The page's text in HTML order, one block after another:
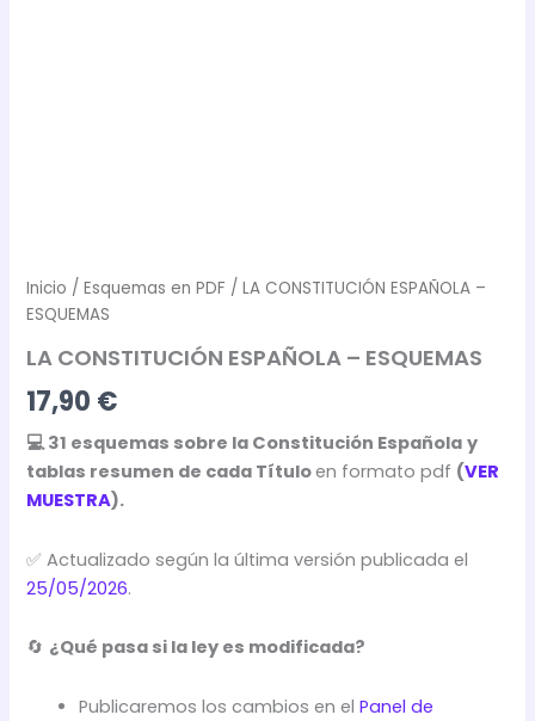
Inicio /Esquemas en PDF / LA CONSTITUCIÓN ESPAÑOLA –
ESQUEMAS
LA CONSTITUCIÓN ESPAÑOLA – ESQUEMAS
17,90 €
💻 31 esquemas sobre la Constitución Española y
tablas resumen de cada Títuloen formato pdf (VER
MUESTRA).
✅ Actualizado según la última versión publicada el
25/05/2026.
🔄 ¿Qué pasa si la ley es modificada?
Publicaremos los cambios en elPanel de